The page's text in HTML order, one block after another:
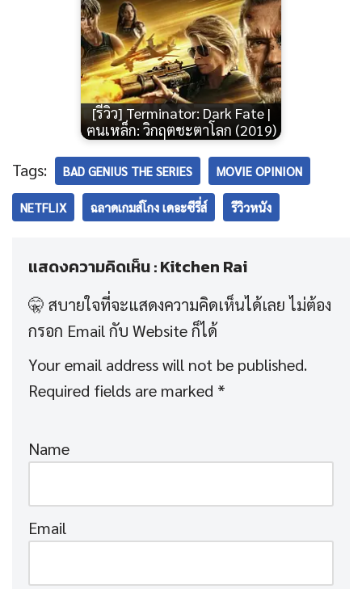
[รีวิว] Terminator: Dark Fate |
ฅนเหล็ก: วิกฤตชะตาโลก (2019)
Tags: BAD GENIUS THE SERIES MOVIE OPINION
NETFLIX ฉลาดเกมส์โกง เดอะซีรี่ส์ รีวิวหนัง
แสดงความคิดเห็น : Kitchen Rai
Your email address will not be published.
Required fields are marked *
Name
Email